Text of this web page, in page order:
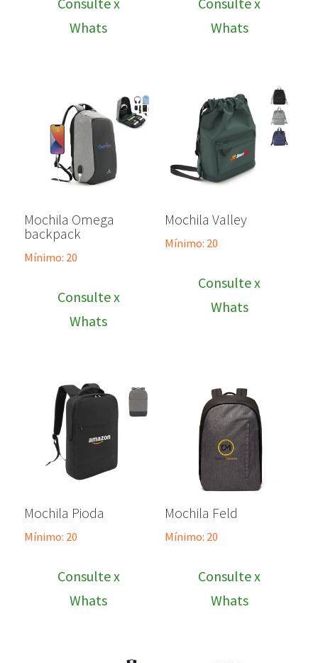
Whats
Whats
Mochila Omega
backpack
Mínimo: 20
Consulte x
Whats
Mochila Valley
Mínimo: 20
Consulte x
Whats
Mochila Pioda
Mínimo: 20
Consulte x
Whats
Mochila Feld
Mínimo: 20
Consulte x
Whats